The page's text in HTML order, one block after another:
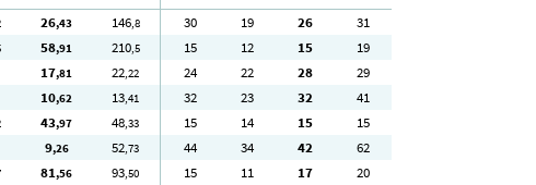
26,43 146,8 30 19 26
31
58,91 210,5 15 12 15
19
17,81 22,22 24 22 28
29
10,62 13,41 32 23 32
41
43,97 48,33 15 14 15
15
9,26 52,73 44 34 42
62
81,56 93,50 15 11 17
20